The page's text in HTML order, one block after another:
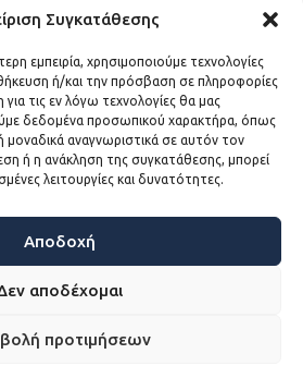
Συγκατάθεσης
εμπειρία, χρησιμοποιούμε τεχνολογίες
ή/και την πρόσβαση σε πληροφορίες
τις εν λόγω τεχνολογίες θα μας
δεδομένα προσωπικού χαρακτήρα, όπως
μοναδικά αναγνωριστικά σε αυτόν τον
ή η ανάκληση της συγκατάθεσης, μπορεί
λειτουργίες και δυνατότητες.
Αποδοχή
αποδέχομαι
προτιμήσεων
+30 213-2147500
Email:
info@kede.gr
ΣΥΝΔΕΣΜΟΙ
Η ΚΕΔΕ
Επικοινωνία
Sitemap
Προσβασιμότητα
Όροι χρήσης
ΕΓΚΡΙΤΟΣ GROUP - ΣΥΝΕΡΓΑΣΙΑ Α.Ε.